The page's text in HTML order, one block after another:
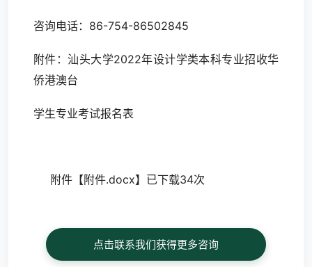
咨询电话：86-754-86502845
附件：汕头大学2022年设计学类本科专业招收华
侨港澳台
学生专业考试报名表
附件【附件.docx】已下载34次
点击联系我们获得更多咨询